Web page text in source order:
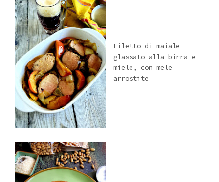
Filetto di maiale
glassato alla birra e
miele, con mele
arrostite